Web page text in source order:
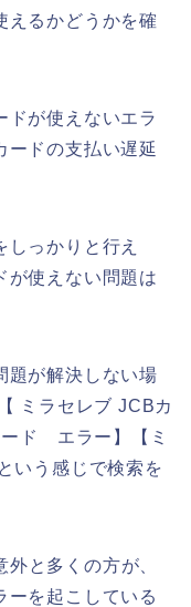
えるかどうかを確
ドが使えないエラ
ードの支払い遅延
っかりと行え
が使えない問題は
題が解決しない場
ミラセレブ JCBカ
ド エラー】【ミ
いう感じで検索を
と多くの方が、
ーを起こしている